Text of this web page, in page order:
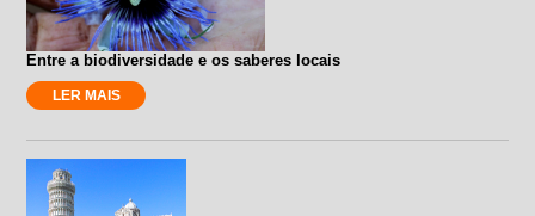
Entre a biodiversidade e os saberes locais
LER MAIS